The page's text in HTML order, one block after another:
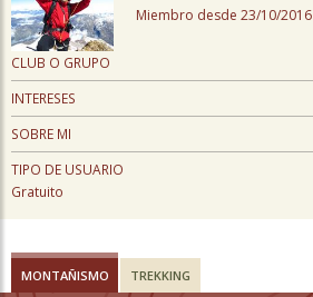
Miembro desde 23/10/2016
CLUB O GRUPO
INTERESES
SOBRE MI
TIPO DE USUARIO
Gratuito
MONTAÑISMO TREKKING